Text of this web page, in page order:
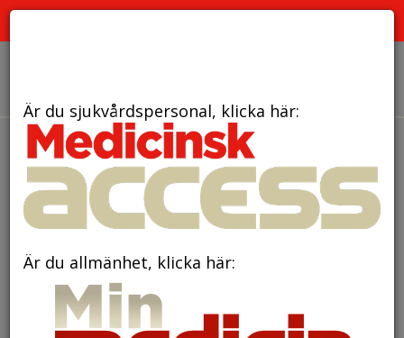
den 3 oktober 2025
Stöd till både patienter
och närstående viktigt vid
hjärtoperation
Är du sjukvårdspersonal, klicka här:
Är du allmänhet, klicka här: